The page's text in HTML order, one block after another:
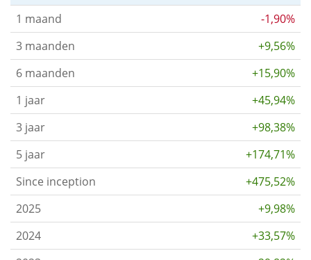
1 maand
-1,90%
3 maanden
+9,56%
6 maanden
+15,90%
1 jaar
+45,94%
3 jaar
+98,38%
5 jaar
+174,71%
Since inception
+475,52%
2025
+9,98%
2024
+33,57%